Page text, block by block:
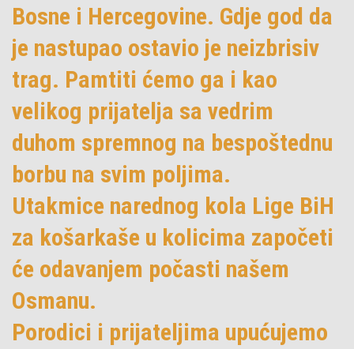
Bosne i Hercegovine. Gdje god da
je nastupao ostavio je neizbrisiv
trag. Pamtiti ćemo ga i kao
velikog prijatelja sa vedrim
duhom spremnog na bespoštednu
borbu na svim poljima.
Utakmice narednog kola Lige BiH
za košarkaše u kolicima započeti
će odavanjem počasti našem
Osmanu.
Porodici i prijateljima upućujemo